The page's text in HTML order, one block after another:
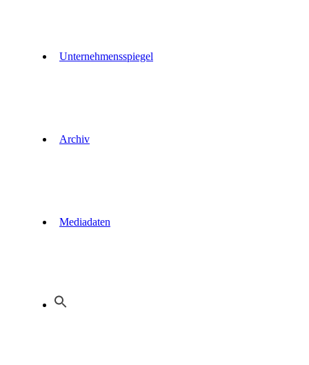
Unternehmensspiegel
Archiv
Mediadaten